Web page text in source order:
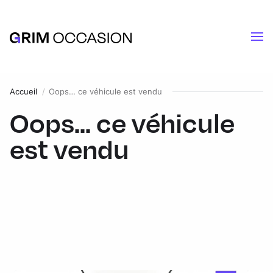
Accueil Oops… ce véhicule est vendu
Oops... ce véhicule
est vendu